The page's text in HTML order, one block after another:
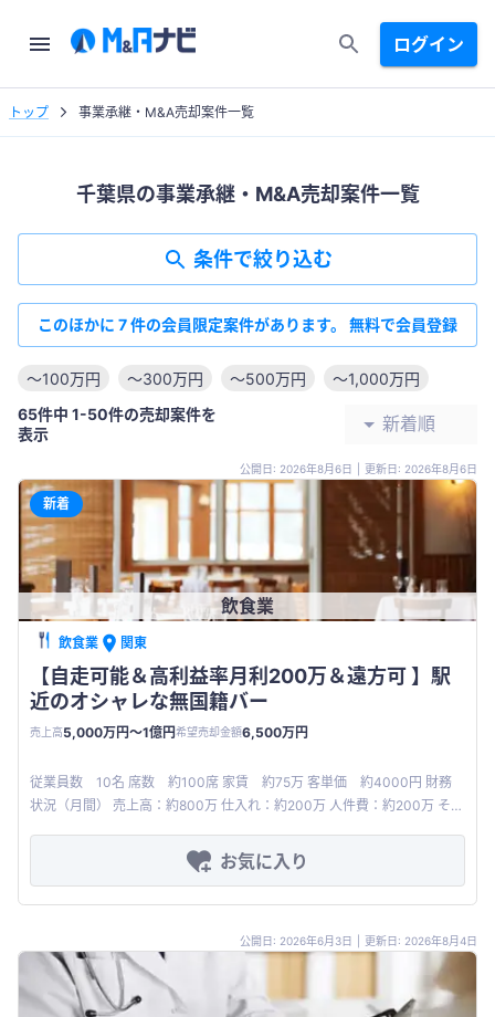
ログイン
トップ 事業承継・M&A売却案件一覧
千葉県の事業承継・M&A売却案件一覧
条件で絞り込む
このほかに 7 件の会員限定案件があります。 無料で会員登録
〜100万円 〜300万円 〜500万円
〜1,000万円
65件中 1-50件の売却案件を
表示
新着順
公開日: 2026年8月6日 更新日: 2026年8月6日
飲食業
新着
飲食業 関東
【自走可能＆高利益率月利200万＆遠方可 】駅
近のオシャレな無国籍バー
売上高5,000万円〜1億円希望売却金額6,500万円
従業員数 10名 席数 約100席 家賃 約75万 客単価 約4000円 財務
状況（月間） 売上高：約800万 仕入れ：約200万 人件費：約200万 その
お気に入り
公開日: 2026年6月3日 更新日: 2026年8月4日